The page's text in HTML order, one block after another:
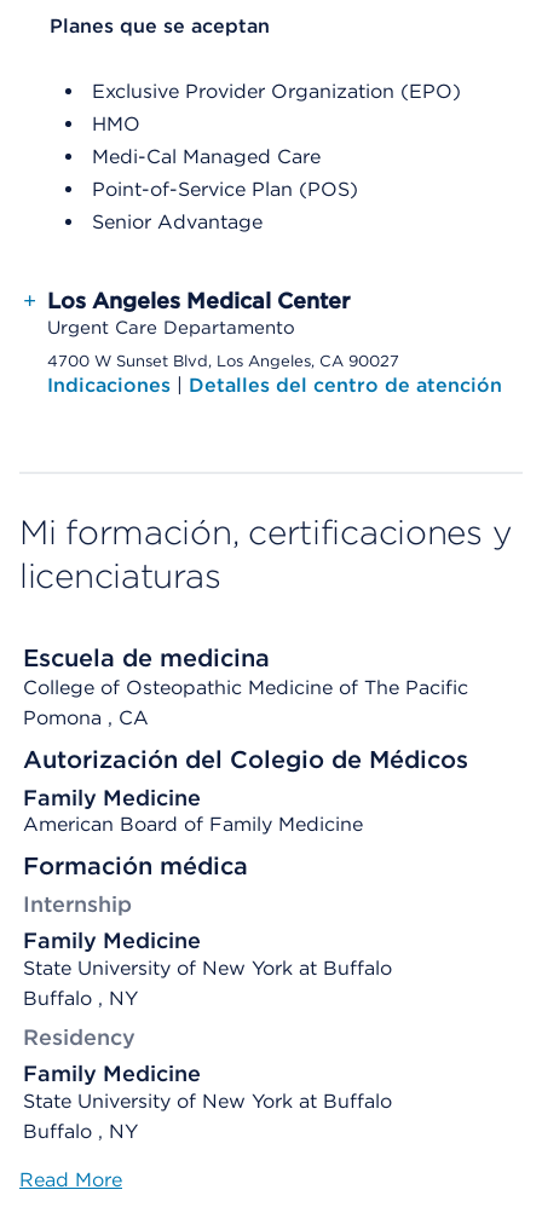
List Header Planes que se aceptan
Planes que se aceptan
Exclusive Provider Organization (EPO)
HMO
Medi-Cal Managed Care
Point-of-Service Plan (POS)
Senior Advantage
+ Los Angeles Medical Center
Urgent Care Departamento
4700 W Sunset Blvd, Los Angeles, CA 90027
Indicaciones | Detalles del centro de atención
Mi formación, certificaciones y
licenciaturas
Escuela de medicina
College of Osteopathic Medicine of The Pacific
Pomona , CA
Autorización del Colegio de Médicos
Family Medicine
American Board of Family Medicine
Formación médica
Internship
Family Medicine
State University of New York at Buffalo
Buffalo , NY
Residency
Family Medicine
State University of New York at Buffalo
Buffalo , NY
Read More